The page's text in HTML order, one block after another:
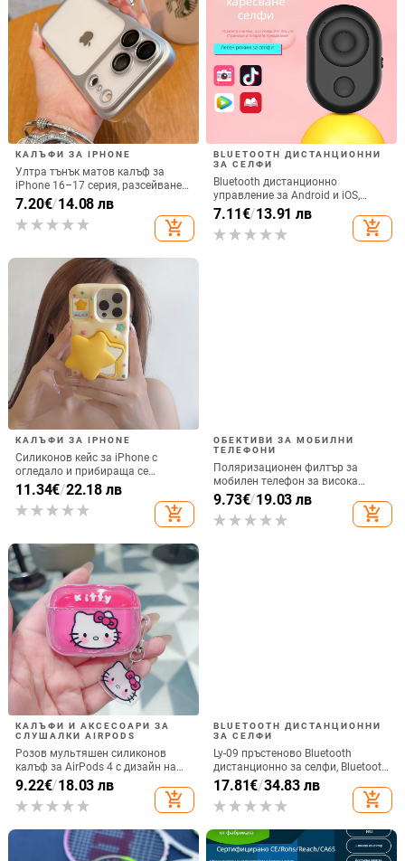
КАЛЪФИ ЗА IPHONE
Ултра тънък матов калъф за
iPhone 16–17 серия, разсейване
на топлината, пълно покритие,
удароустойчив и устойчив на
отпечатъци
7.20€/14.08 лв
add_shopping_cart
BLUETOOTH ДИСТАНЦИОННИ
ЗА СЕЛФИ
Bluetooth дистанционно
управление за Android и iOS,
универсално за снимки и
видеозаписи, модел 6-key tremolo,
Vernon, ABS материал, тегло 15 g
7.11€/13.91 лв
add_shopping_cart
КАЛЪФИ ЗА IPHONE
Силиконов кейс за iPhone с
огледало и прибираща се
подвижна стойка в дизайн на
петолъчка, съвместим с iPhone
13–17 Pro/Max
11.34€/22.18 лв
add_shopping_cart
ОБЕКТИВИ ЗА МОБИЛНИ
ТЕЛЕФОНИ
Поляризационен филтър за
мобилен телефон за висока
резолюция — ND филтър, модел
GZM
9.73€/19.03 лв
add_shopping_cart
КАЛЪФИ И АКСЕСОАРИ ЗА
СЛУШАЛКИ AIRPODS
Розов мультяшен силиконов
калъф за AirPods 4 с дизайн на
котка
9.22€/18.03 лв
add_shopping_cart
BLUETOOTH ДИСТАНЦИОННИ
ЗА СЕЛФИ
Ly-09 пръстеново Bluetooth
дистанционно за селфи, Bluetooth
5.3, ABS материал, тегло 10
17.81€/34.83 лв
add_shopping_cart